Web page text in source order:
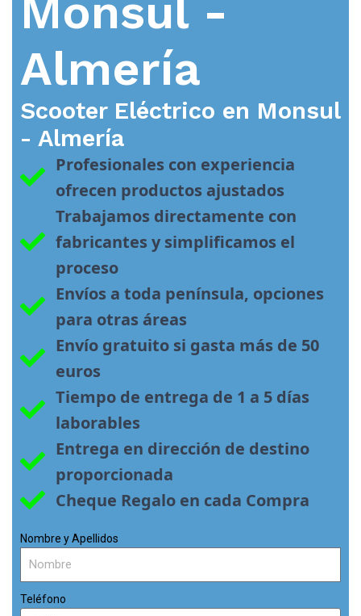
Monsul -
Almería
Scooter Eléctrico en Monsul
- Almería
Profesionales con experiencia
ofrecen productos ajustados
Trabajamos directamente con
fabricantes y simplificamos el
proceso
Envíos a toda península, opciones
para otras áreas
Envío gratuito si gasta más de 50
euros
Tiempo de entrega de 1 a 5 días
laborables
Entrega en dirección de destino
proporcionada
Cheque Regalo en cada Compra
Nombre y Apellidos
Teléfono